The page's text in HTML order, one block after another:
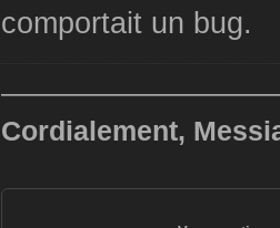
comportait un bug.
Cordialement,